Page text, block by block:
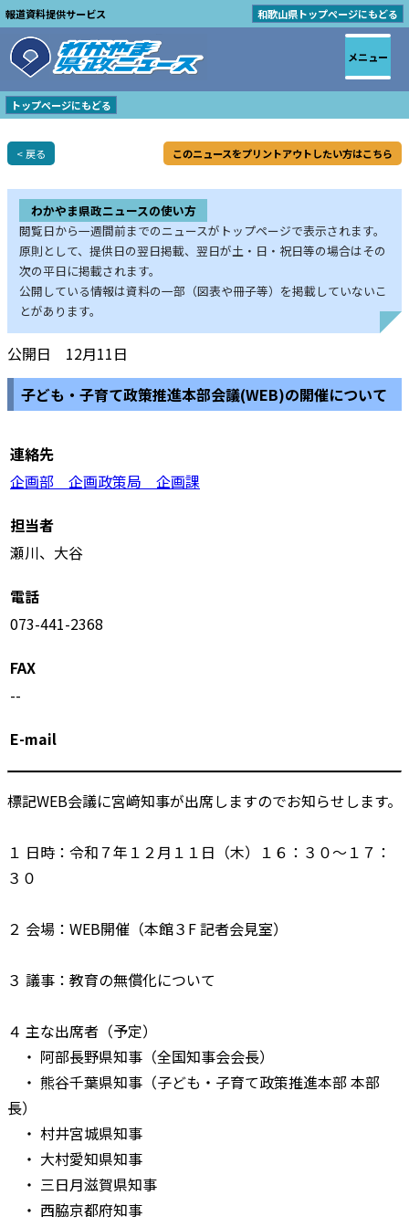
報道資料提供サービス 和歌山県トップページにもどる
トップページにもどる
< 戻る このニュースをプリントアウトしたい方はこちら
わかやま県政ニュースの使い方
閲覧日から一週間前までのニュースがトップページで表示されます。
原則として、提供日の翌日掲載、翌日が土・日・祝日等の場合はその
次の平日に掲載されます。
公開している情報は資料の一部（図表や冊子等）を掲載していないこ
とがあります。
公開日 12月11日
子ども・子育て政策推進本部会議(WEB)の開催について
連絡先
企画部 企画政策局 企画課
担当者
瀬川、大谷
電話
073-441-2368
FAX
--
E-mail
標記WEB会議に宮﨑知事が出席しますのでお知らせします。
１ 日時：令和７年１２月１１日（木）１６：３０～１７：
３０
２ 会場：WEB開催（本館３F 記者会見室）
３ 議事：教育の無償化について
４ 主な出席者（予定）
・ 阿部長野県知事（全国知事会会長）
・ 熊谷千葉県知事（子ども・子育て政策推進本部 本部
長）
・ 村井宮城県知事
・ 大村愛知県知事
・ 三日月滋賀県知事
・ 西脇京都府知事
メニュー